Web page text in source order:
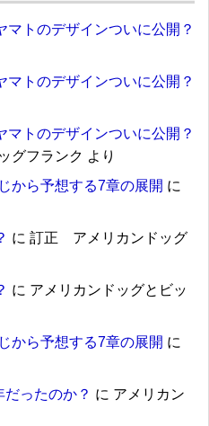
マトのデザインついに公開？
マトのデザインついに公開？
マトのデザインついに公開？
グフランク より
から予想する7章の展開 に
に 訂正 アメリカンドッグ
に アメリカンドッグとビッ
から予想する7章の展開 に
だったのか？ に アメリカン